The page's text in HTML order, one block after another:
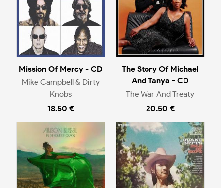
Mission Of Mercy - CD
Mike Campbell & Dirty
Knobs
18.50 €
The Story Of Michael
And Tanya - CD
The War And Treaty
20.50 €